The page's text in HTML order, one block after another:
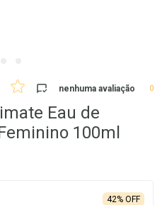
nenhuma avaliação 0
Eau de
100ml
42% OFF